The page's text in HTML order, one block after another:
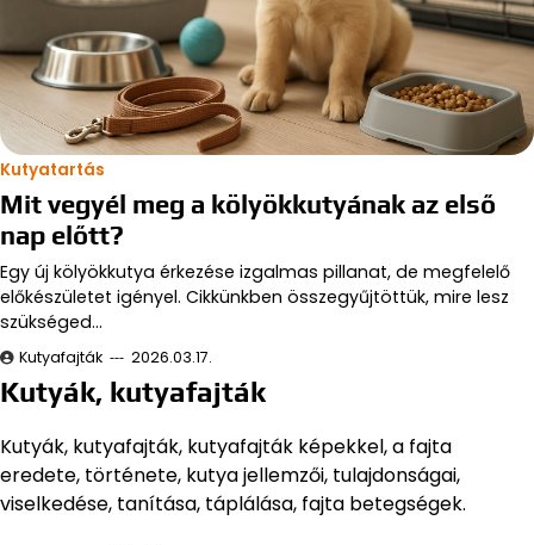
Kutyatartás
Mit vegyél meg a kölyökkutyának az első
nap előtt?
Egy új kölyökkutya érkezése izgalmas pillanat, de megfelelő
előkészületet igényel. Cikkünkben összegyűjtöttük, mire lesz
szükséged…
Kutyafajták 2026.03.17.
Kutyák, kutyafajták
Kutyák, kutyafajták, kutyafajták képekkel, a fajta
eredete, története, kutya jellemzői, tulajdonságai,
viselkedése, tanítása, táplálása, fajta betegségek.